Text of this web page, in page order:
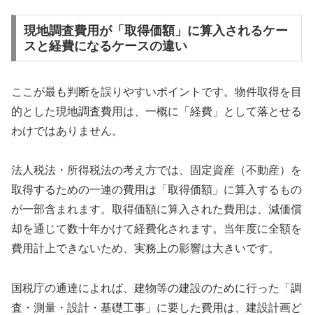
現地調査費用が「取得価額」に算入されるケー
スと経費になるケースの違い
ここが最も判断を誤りやすいポイントです。物件取得を目
的とした現地調査費用は、一概に「経費」として落とせる
わけではありません。
法人税法・所得税法の考え方では、固定資産（不動産）を
取得するための一連の費用は「取得価額」に算入するもの
が一部含まれます。取得価額に算入された費用は、減価償
却を通じて数十年かけて経費化されます。当年度に全額を
費用計上できないため、実務上の影響は大きいです。
国税庁の通達によれば、建物等の建設のために行った「調
査・測量・設計・基礎工事」に要した費用は、建設計画ど